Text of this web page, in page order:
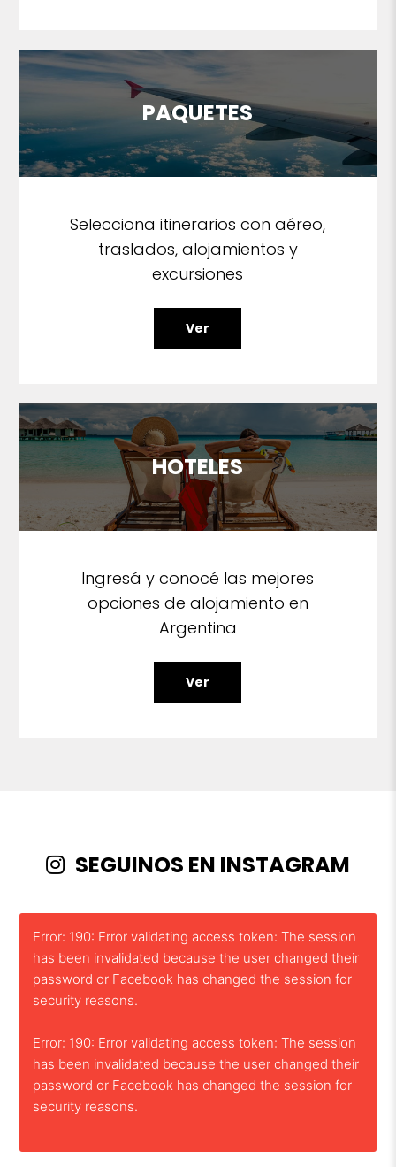
PAQUETES
Selecciona itinerarios con aéreo,
traslados, alojamientos y
excursiones
Ver
HOTELES
Ingresá y conocé las mejores
opciones de alojamiento en
Argentina
Ver
SEGUINOS EN INSTAGRAM
Error: 190: Error validating access token: The session
has been invalidated because the user changed their
password or Facebook has changed the session for
security reasons.
Error: 190: Error validating access token: The session
has been invalidated because the user changed their
password or Facebook has changed the session for
security reasons.